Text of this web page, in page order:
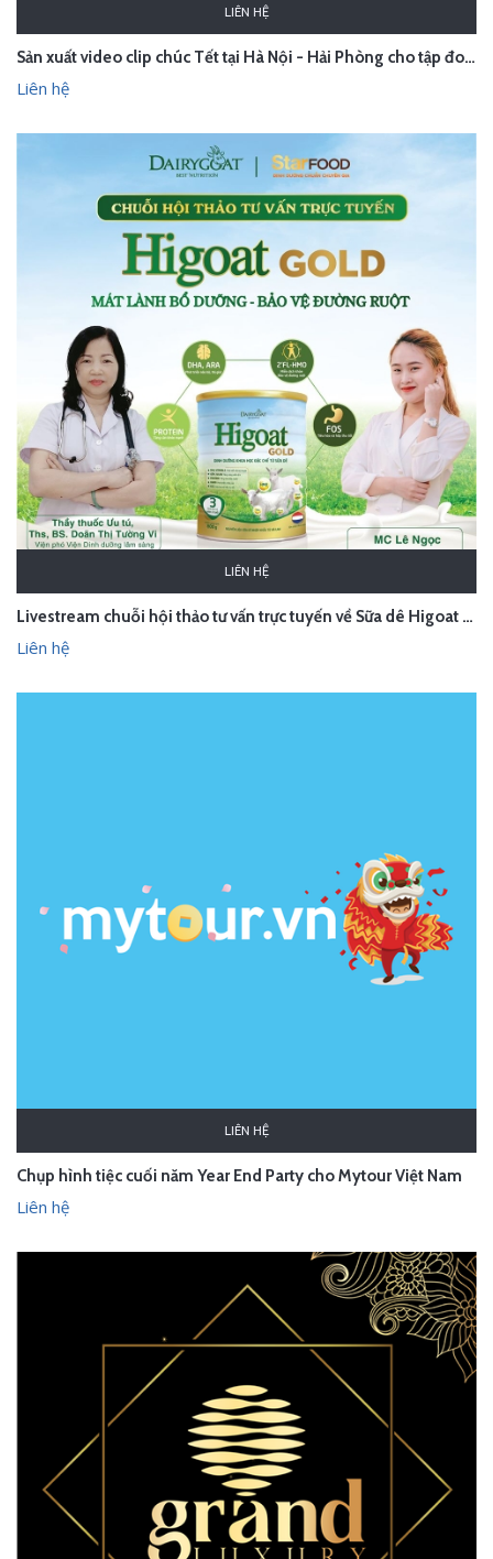
LIÊN HỆ
Sản xuất video clip chúc Tết tại Hà Nội - Hải Phòng cho tập đoàn Hoàng Huy
Liên hệ
LIÊN HỆ
Livestream chuỗi hội thảo tư vấn trực tuyến về Sữa dê Higoat Gold
Liên hệ
LIÊN HỆ
Chụp hình tiệc cuối năm Year End Party cho Mytour Việt Nam
Liên hệ